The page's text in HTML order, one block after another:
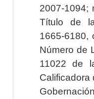
2007-1094;
Título de
1665-6180,
Número de
11022 de
Calificadora